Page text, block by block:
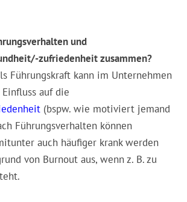
und
zufriedenheit zusammen?
Führungskraft kann im Unternehmen
auf die
(bspw. wie motiviert jemand
Führungsverhalten können
auch häufiger krank werden
von Burnout aus, wenn z. B. zu